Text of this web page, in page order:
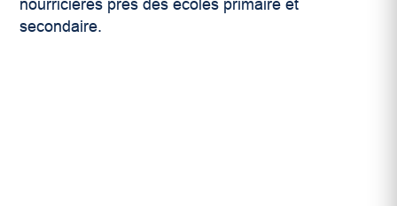
nourricières près des écoles primaire et
secondaire.